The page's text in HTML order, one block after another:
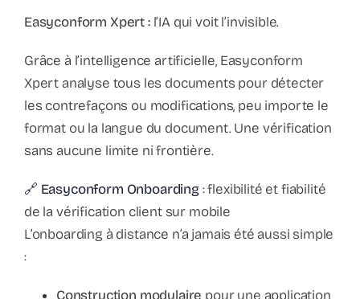
Easyconform Xpert : l’IA qui voit l’invisible.
Grâce à l’intelligence artificielle, Easyconform
Xpert analyse tous les documents pour détecter
les contrefaçons ou modifications, peu importe le
format ou la langue du document. Une vérification
sans aucune limite ni frontière.
🔗 Easyconform Onboarding: flexibilité et fiabilité
de la vérification client sur mobile
L’onboarding à distance n’a jamais été aussi simple
: